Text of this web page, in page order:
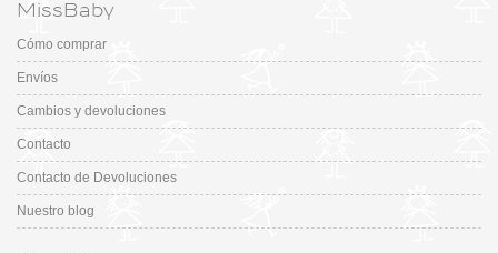
MissBaby
Cómo comprar
Envíos
Cambios y devoluciones
Contacto
Contacto de Devoluciones
Nuestro blog